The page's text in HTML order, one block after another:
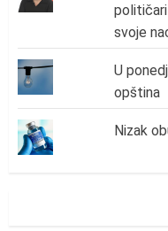
svoje
U
opština
Nizak